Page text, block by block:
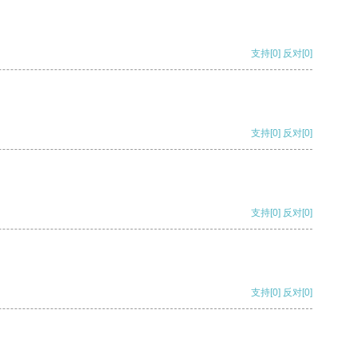
支持[0] 反对[0]
支持[0] 反对[0]
支持[0] 反对[0]
支持[0] 反对[0]